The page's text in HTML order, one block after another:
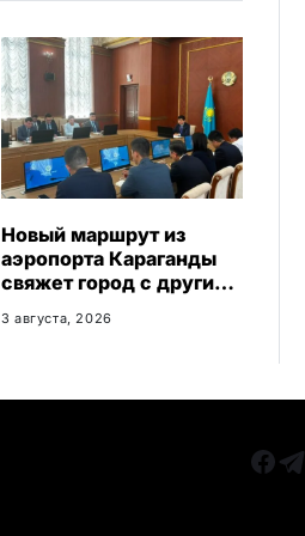
Новый маршрут из
аэропорта Караганды
свяжет город с другими
3 августа, 2026